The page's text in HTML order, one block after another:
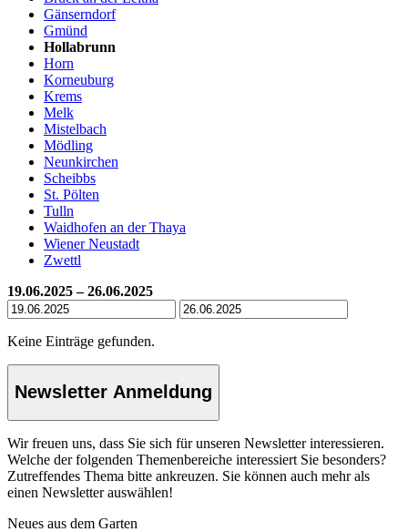
Gänserndorf
Gmünd
Hollabrunn
Horn
Korneuburg
Krems
Melk
Mistelbach
Mödling
Neunkirchen
Scheibbs
St. Pölten
Tulln
Waidhofen an der Thaya
Wiener Neustadt
Zwettl
19.06.2025 – 26.06.2025
Keine Einträge gefunden.
Newsletter Anmeldung
Wir freuen uns, dass Sie sich für unseren Newsletter interessieren.
Welche der folgenden Themenbereiche interessiert Sie besonders?
Zutreffendes Thema bitte ankreuzen. Sie können auch mehr als
einen Newsletter auswählen!
Neues aus dem Garten